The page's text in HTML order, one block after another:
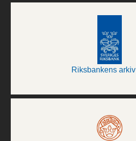
Riksbankens arkiv